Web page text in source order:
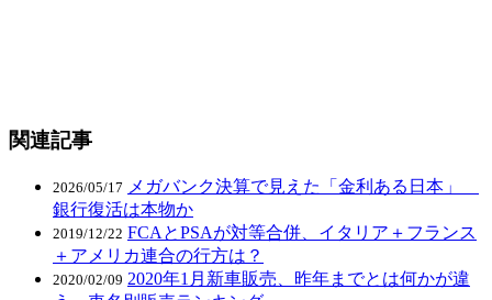
関連記事
2026/05/17 メガバンク決算で見えた「金利ある日本」
銀行復活は本物か
2019/12/22 FCAとPSAが対等合併、イタリア＋フランス
＋アメリカ連合の行方は？
2020/02/09 2020年1月新車販売、昨年までとは何かが違